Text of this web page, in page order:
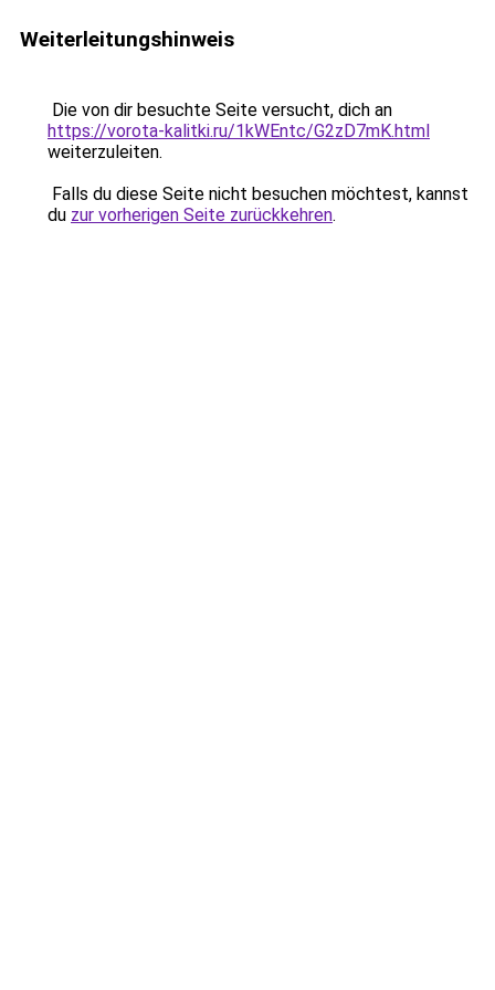
Weiterleitungshinweis
Die von dir besuchte Seite versucht, dich an
https://vorota-kalitki.ru/1kWEntc/G2zD7mK.html
weiterzuleiten.
Falls du diese Seite nicht besuchen möchtest, kannst
du zur vorherigen Seite zurückkehren.